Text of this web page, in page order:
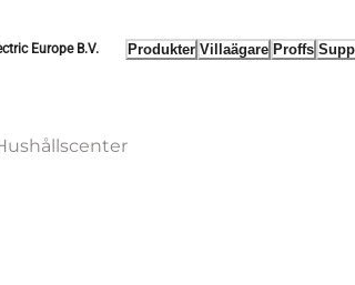
Europe B.V. Produkter Villaägare Proffs